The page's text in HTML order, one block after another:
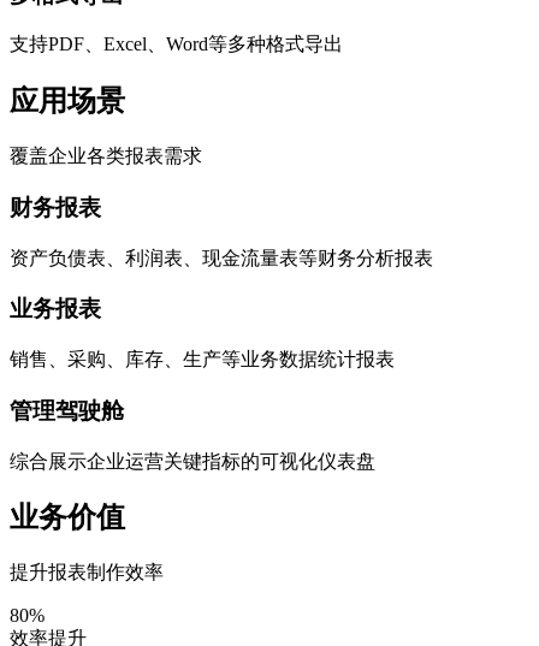
支持PDF、Excel、Word等多种格式导出
应用场景
覆盖企业各类报表需求
财务报表
资产负债表、利润表、现金流量表等财务分析报表
业务报表
销售、采购、库存、生产等业务数据统计报表
管理驾驶舱
综合展示企业运营关键指标的可视化仪表盘
业务价值
提升报表制作效率
80%
效率提升